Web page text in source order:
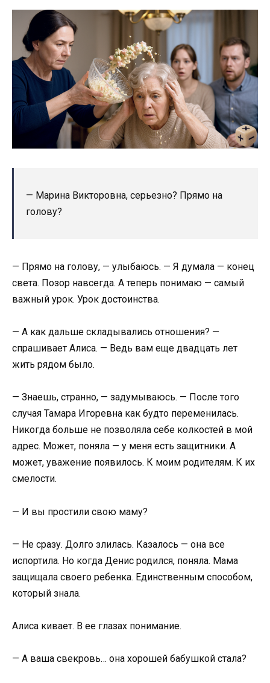
— Марина Викторовна, серьезно? Прямо на
голову?
— Прямо на голову, — улыбаюсь. — Я думала — конец
света. Позор навсегда. А теперь понимаю — самый
важный урок. Урок достоинства.
— А как дальше складывались отношения? —
спрашивает Алиса. — Ведь вам еще двадцать лет
жить рядом было.
— Знаешь, странно, — задумываюсь. — После того
случая Тамара Игоревна как будто переменилась.
Никогда больше не позволяла себе колкостей в мой
адрес. Может, поняла — у меня есть защитники. А
может, уважение появилось. К моим родителям. К их
смелости.
— И вы простили свою маму?
— Не сразу. Долго злилась. Казалось — она все
испортила. Но когда Денис родился, поняла. Мама
защищала своего ребенка. Единственным способом,
который знала.
Алиса кивает. В ее глазах понимание.
— А ваша свекровь… она хорошей бабушкой стала?